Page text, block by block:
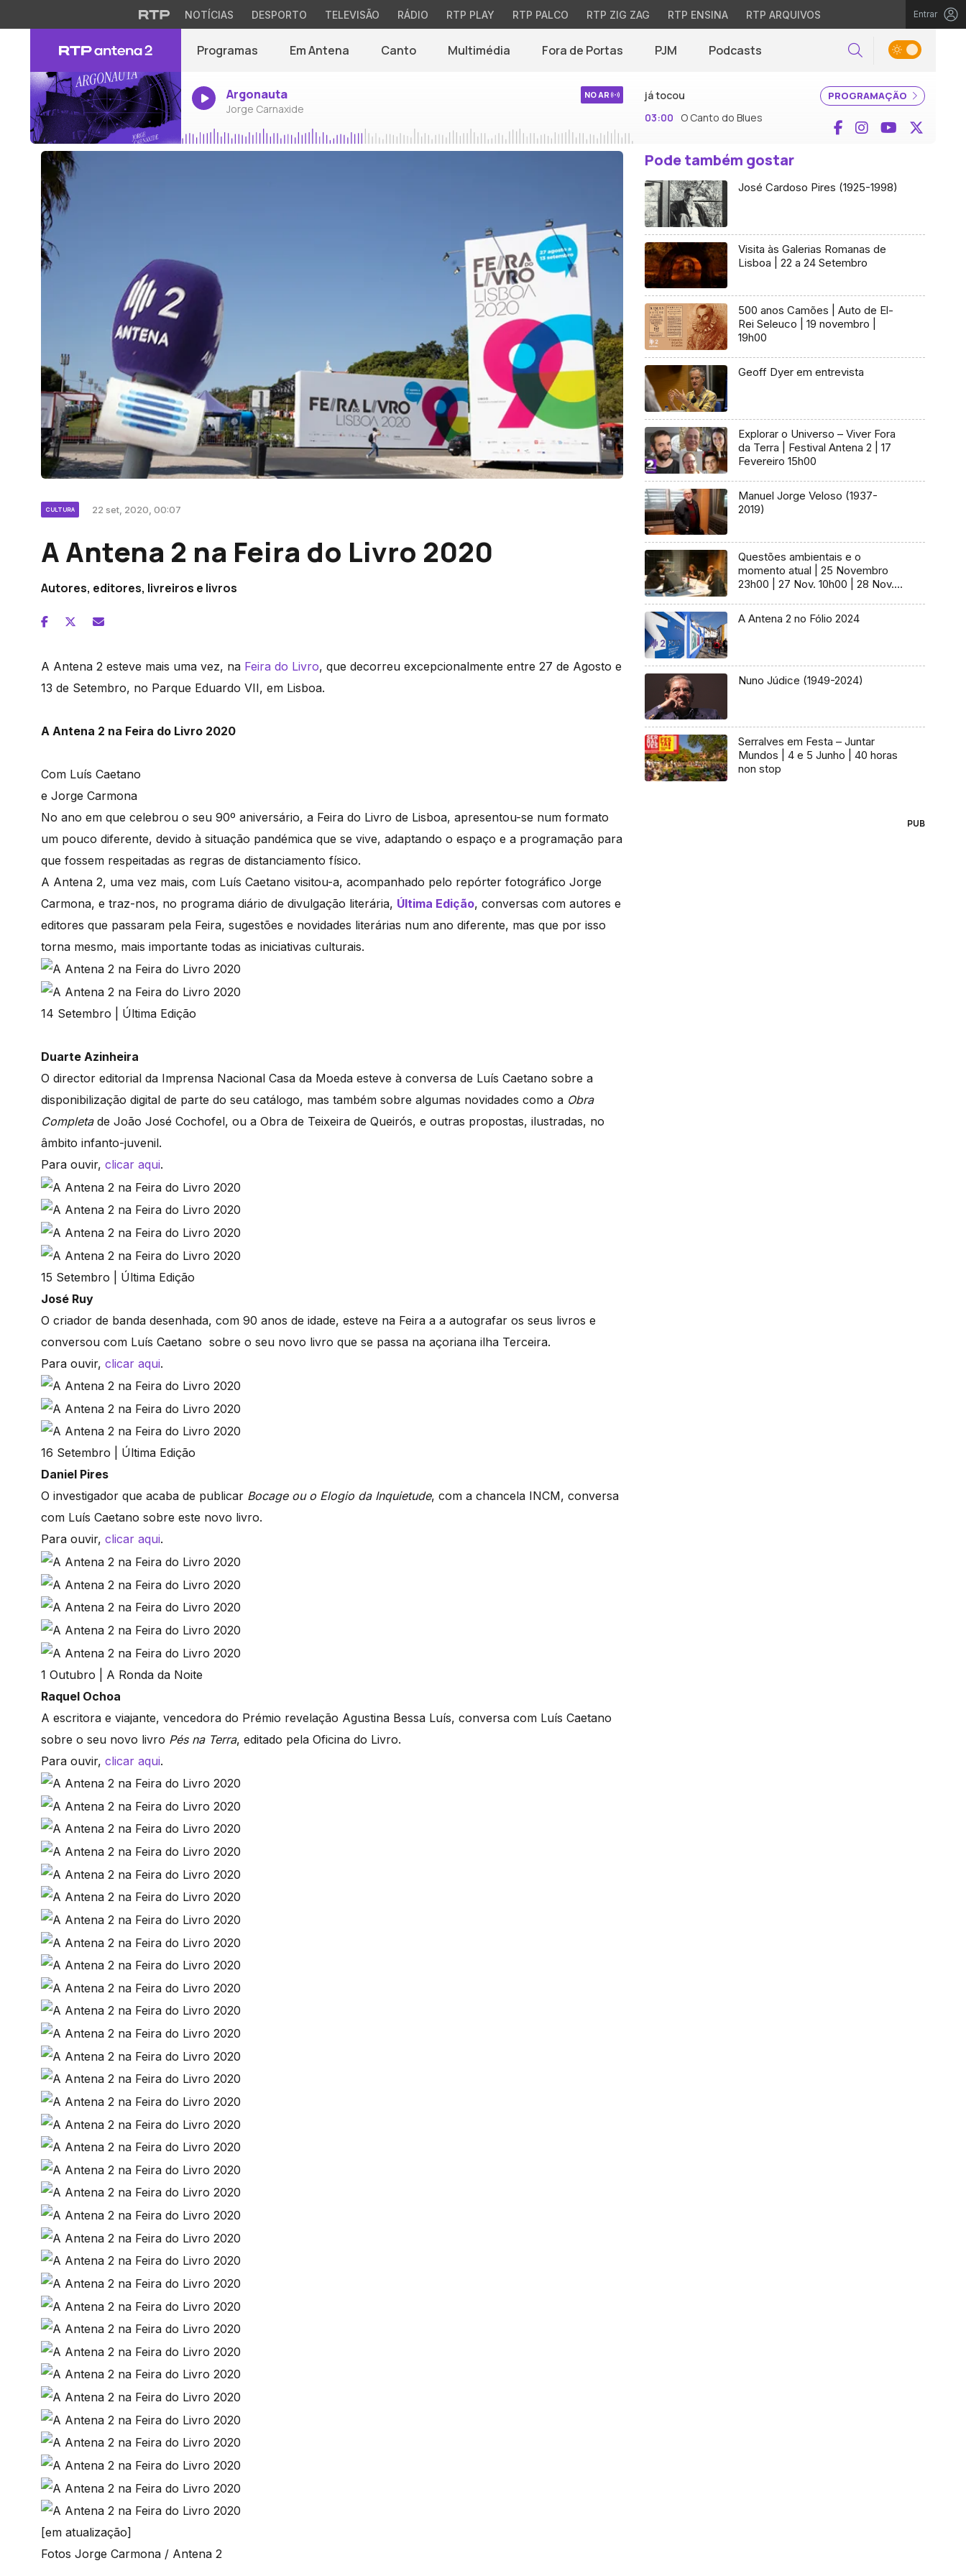
NOTÍCIAS DESPORTO TELEVISÃO RÁDIO RTP PLAY RTP PALCO RTP ZIG ZAG RTP ENSINA RTP ARQUIVOS Entrar
Programas Em Antena Canto Multimédia Fora de Portas PJM Podcasts Pesquisar
Argonauta
Jorge Carnaxide
NO AR PROGRAMAÇÃO
já tocou
03:00
O Canto do Blues Facebook
InstagramYouTube
CULTURA 22 set, 2020, 00:07
A Antena 2 na Feira do Livro 2020
Autores, editores, livreiros e livros
A Antena 2 esteve mais uma vez, na Feira do Livro, que decorreu excepcionalmente entre 27 de Agosto e
13 de Setembro, no Parque Eduardo VII, em Lisboa.
A Antena 2 na Feira do Livro 2020
Com Luís Caetano
e Jorge Carmona
No ano em que celebrou o seu 90º aniversário, a Feira do Livro de Lisboa, apresentou-se num formato
um pouco diferente, devido à situação pandémica que se vive, adaptando o espaço e a programação para
que fossem respeitadas as regras de distanciamento físico.
A Antena 2, uma vez mais, com Luís Caetano visitou-a, acompanhado pelo repórter fotográfico Jorge
Carmona, e traz-nos, no programa diário de divulgação literária, Última Edição, conversas com autores e
editores que passaram pela Feira, sugestões e novidades literárias num ano diferente, mas que por isso
torna mesmo, mais importante todas as iniciativas culturais.
14 Setembro | Última Edição
Duarte Azinheira
O director editorial da Imprensa Nacional Casa da Moeda esteve à conversa de Luís Caetano sobre a
disponibilização digital de parte do seu catálogo, mas também sobre algumas novidades como a Obra
Completade João José Cochofel, ou a Obra de Teixeira de Queirós, e outras propostas, ilustradas, no
âmbito infanto-juvenil.
Para ouvir, clicar aqui.
15 Setembro | Última Edição
José Ruy
O criador de banda desenhada, com 90 anos de idade, esteve na Feira a a autografar os seus livros e
conversou com Luís Caetano sobre o seu novo livro que se passa na açoriana ilha Terceira.
Para ouvir, clicar aqui.
16 Setembro | Última Edição
Daniel Pires
O investigador que acaba de publicar Bocage ou o Elogio da Inquietude, com a chancela INCM, conversa
com Luís Caetano sobre este novo livro.
Para ouvir, clicar aqui.
1 Outubro | A Ronda da Noite
Raquel Ochoa
A escritora e viajante, vencedora do Prémio revelação Agustina Bessa Luís, conversa com Luís Caetano
sobre o seu novo livro Pés na Terra, editado pela Oficina do Livro.
Para ouvir, clicar aqui.
[em atualização]
Fotos Jorge Carmona / Antena 2
Pode também gostar
José Cardoso Pires (1925-1998)
Visita às Galerias Romanas de
Lisboa | 22 a 24 Setembro
500 anos Camões | Auto de El-
Rei Seleuco | 19 novembro |
19h00
Geoff Dyer em entrevista
Explorar o Universo – Viver Fora
da Terra | Festival Antena 2 | 17
Fevereiro 15h00
Manuel Jorge Veloso (1937-
2019)
Questões ambientais e o
momento atual | 25 Novembro
23h00 | 27 Nov. 10h00 | 28 Nov.
A Antena 2 no Fólio 2024
Nuno Júdice (1949-2024)
Serralves em Festa – Juntar
Mundos | 4 e 5 Junho | 40 horas
non stop
PUB